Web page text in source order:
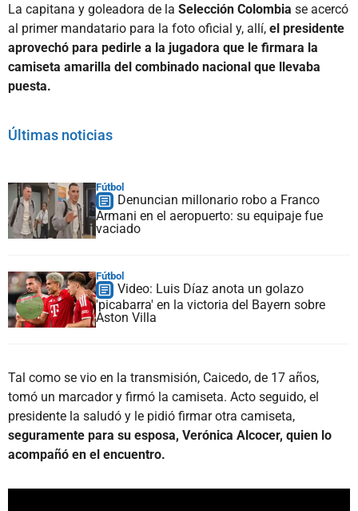
La capitana y goleadora de la Selección Colombia se acercó
al primer mandatario para la foto oficial y, allí, el presidente
aprovechó para pedirle a la jugadora que le firmara la
camiseta amarilla del combinado nacional que llevaba
puesta.
Últimas noticias
Fútbol
Denuncian millonario robo a Franco
Armani en el aeropuerto: su equipaje fue
vaciado
Fútbol
Video: Luis Díaz anota un golazo
'picabarra' en la victoria del Bayern sobre
Aston Villa
Tal como se vio en la transmisión, Caicedo, de 17 años,
tomó un marcador y firmó la camiseta. Acto seguido, el
presidente la saludó y le pidió firmar otra camiseta,
seguramente para su esposa, Verónica Alcocer, quien lo
acompañó en el encuentro.